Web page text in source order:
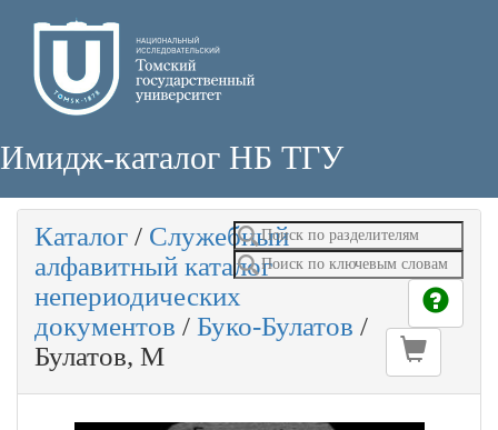
Имидж-каталог НБ ТГУ
Каталог / Служебный
алфавитный каталог
непериодических
документов / Буко-Булатов /
Булатов, М